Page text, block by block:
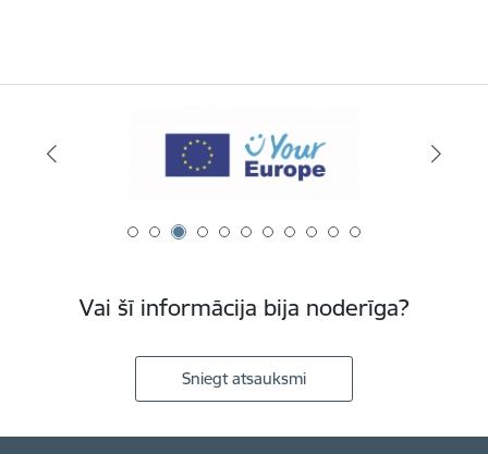
Vai šī informācija bija noderīga?
Sniegt atsauksmi